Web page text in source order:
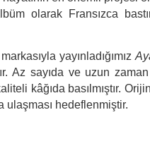
olarak Fransızca
yayınladığımız
Az sayıda ve uzun
kâğıda basılmıştır.
ulaşması hedeflenmiştir.